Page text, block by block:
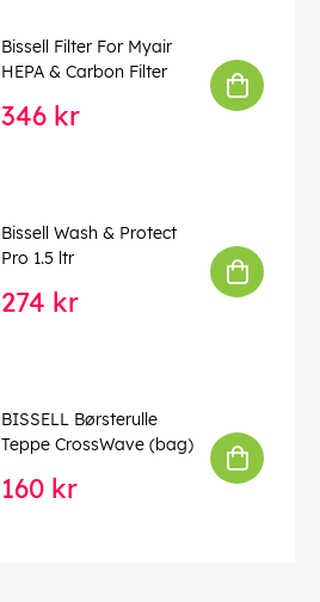
Bissell Filter For Myair
HEPA & Carbon Filter
346 kr
Bissell Wash & Protect
Pro 1.5 ltr
274 kr
BISSELL Børsterulle
Teppe CrossWave (bag)
160 kr